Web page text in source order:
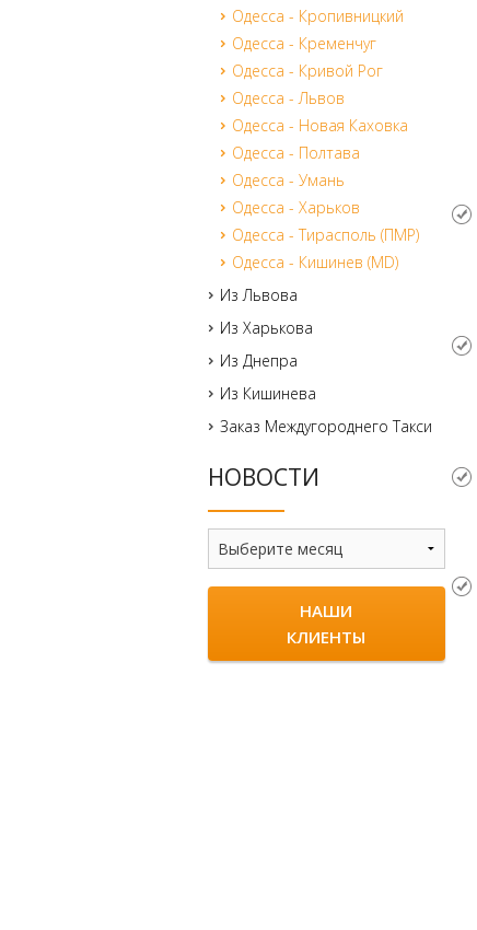
Одесса - Кропивницкий
Одесса - Кременчуг
Одесса - Кривой Рог
Одесса - Львов
Одесса - Новая Каховка
Одесса - Полтава
Одесса - Умань
Одесса - Харьков
Одесса - Тирасполь (ПМР)
Одесса - Кишинев (MD)
Из Львова
Из Харькова
Из Днепра
Из Кишинева
Заказ Междугороднего Такси
НОВОСТИ
НАШИ
КЛИЕНТЫ